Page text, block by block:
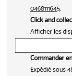
0468111645.
Click and
Afficher les
Commander
Expédié sous